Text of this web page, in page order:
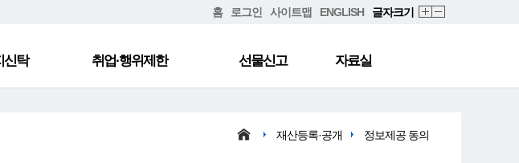
홈 로그인 사이트맵 ENGLISH 글자크기
신탁 취업·행위제한 선물신고 자료실
재산등록·공개 정보제공 동의